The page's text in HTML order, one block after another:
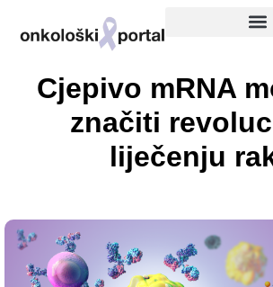
Cjepivo mRNA
značiti
liječenju